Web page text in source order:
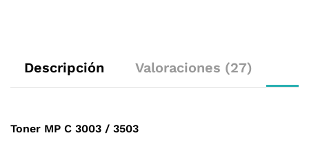
Descripción Valoraciones (27)
Toner MP C 3003 / 3503